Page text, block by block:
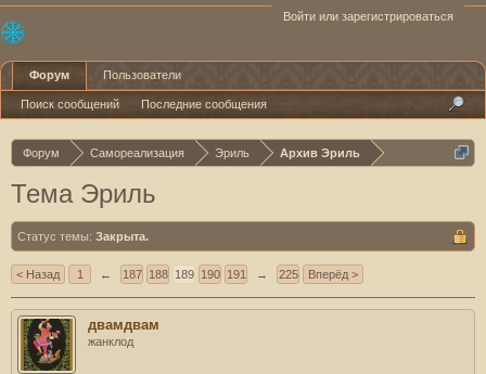
Войти или зарегистрироваться
Форум Самореализация Эриль Архив Эриль
Тема Эриль
Статус темы: Закрыта.
< Назад 1 ← 187 188 189 190 191 → 225 Вперёд >
двамдвам
жанклод
Форум
Поиск сообщений Последние сообщения
Пользователи